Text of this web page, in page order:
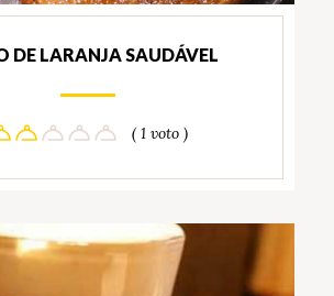
DE LARANJA SAUDÁVEL
( 1 voto )